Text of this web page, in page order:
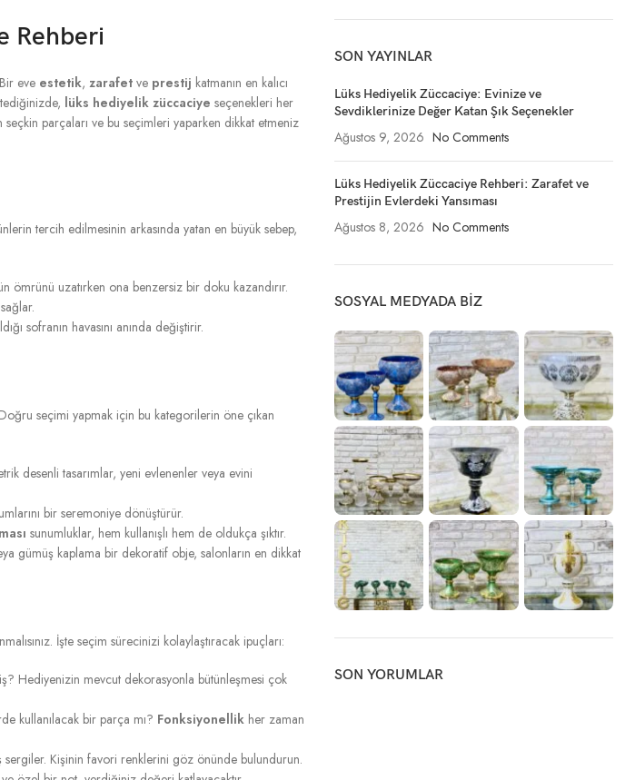
Rehberi
eve estetik, zarafet ve prestij katmanın en kalıcı
lüks hediyelik züccaciye seçenekleri her
parçaları ve bu seçimleri yaparken dikkat etmeniz
tercih edilmesinin arkasında yatan en büyük sebep,
ömrünü uzatırken ona benzersiz bir doku kazandırır.
sofranın havasını anında değiştirir.
seçimi yapmak için bu kategorilerin öne çıkan
desenli tasarımlar, yeni evlenenler veya evini
bir seremoniye dönüştürür.
sunumluklar, hem kullanışlı hem de oldukça şıktır.
gümüş kaplama bir dekoratif obje, salonların en dikkat
İşte seçim sürecinizi kolaylaştıracak ipuçları:
Hediyenizin mevcut dekorasyonla bütünleşmesi çok
kullanılacak bir parça mı? Fonksiyonellik her zaman
Kişinin favori renklerini göz önünde bulundurun.
SON YAYINLAR
Lüks Hediyelik Züccaciye: Evinize ve
Sevdiklerinize Değer Katan Şık Seçenekler
Ağustos 9, 2026 No Comments
Lüks Hediyelik Züccaciye Rehberi: Zarafet ve
Prestijin Evlerdeki Yansıması
Ağustos 8, 2026 No Comments
SOSYAL MEDYADA BIZ
SON YORUMLAR